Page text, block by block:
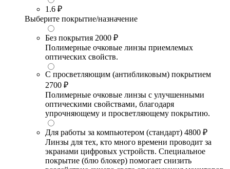
1.6 ₽
Выберите покрытие/назначение
Без покрытия 2000 ₽
Полимерные очковые линзы приемлемых
оптических свойств.
С просветляющим (антибликовым) покрытием
2700 ₽
Полимерные очковые линзы с улучшенными
оптическими свойствами, благодаря
упрочняющему и просветляющему покрытию.
Для работы за компьютером (стандарт) 4800 ₽
Линзы для тех, кто много времени проводит за
экранами цифровых устройств. Специальное
покрытие (блю блокер) помогает снизить